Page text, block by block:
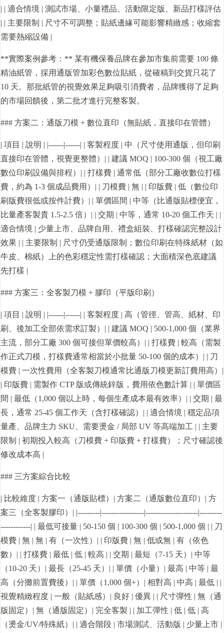
| | 適合情境 | 測試市場、小量禮品、活動限定版、新品打樣評估
| | 主要限制 | 尺寸不可調整；貼紙邊緣可能影響精緻感；收縮套
需要熱縮設備 |
**實際案例參考：** 某有機保養品牌在參加市集前需要 100 條
精油紙管，採用通版管加彩色數位貼紙，從確稿到交貨只花了
10 天。那批紙管的視覺效果足夠吸引消費者，品牌獲得了足夠
的市場回饋後，第二批才進行完整客製。
### 方案二：通版刀模 + 數位直印（無貼紙，直接印在管體）
| 項目 | 說明 | |------|------| | 客製程度 | 中（尺寸使用通版，但印刷
直接印在管體，視覺更整體）| | 建議 MOQ | 100-300 個（視工廠
數位印刷設備與排程）| | 打樣費 | 通常低（部分工廠收數位打樣
費，約為 1-3 個成品費用）| | 刀模費 | 無 | | 印版費 | 低（數位印
刷版費很低或按件計費）| | 單價區間 | 中等（比通版貼標便宜，
比量產客製貴 1.5-2.5 倍）| | 交期 | 中等，通常 10-20 個工作天 | |
適合情境 | 少量上市、品牌自用、禮盒組裝、打樣確認完整設計
效果 | | 主要限制 | 尺寸仍受通版限制；數位印刷在特殊紙材（如
牛皮、棉紙）上的色彩穩定性需打樣確認；大面積深色底建議
先打樣 |
### 方案三：全客製刀模 + 膠印（平版印刷）
| 項目 | 說明 | |------|------| | 客製程度 | 高（管徑、管高、紙材、印
刷、後加工全部依需求訂製）| | 建議 MOQ | 500-1,000 個（業界
主流，部分工廠 300 個可接但單價較高）| | 打樣費 | 較高（需製
作正式刀模，打樣費通常相當於小批量 50-100 個的成本）| | 刀
模費 | 一次性費用（全客製刀模通常比通版刀模更新訂費用高）|
| 印版費 | 需製作 CTP 版或傳統鋅版，費用依色數計算 | | 單價區
間 | 最低（1,000 個以上時，每個生產成本最有效率）| | 交期 | 最
長，通常 25-45 個工作天（含打樣確認）| | 適合情境 | 穩定品項
量產、品牌主力 SKU、需要燙金 / 局部 UV 等高端加工 | | 主要
限制 | 初期投入較高（刀模費 + 印版費 + 打樣費）；尺寸確認後
修改成本高 |
### 三方案綜合比較
| 比較維度 | 方案一（通版貼標）| 方案二（通版數位直印）| 方
案三（全客製膠印）| |---------|-----------------|---------------------|---------
------------| | 最低可接量 | 50-150 個 | 100-300 個 | 500-1,000 個 | | 刀
模費 | 無 | 無 | 有（一次性）| | 印版費 | 無 | 低或無 | 有（依色
數）| | 打樣費 | 最低 | 低 | 較高 | | 交期 | 最短（7-15 天）| 中等
（10-20 天）| 最長（25-45 天）| | 單價（小量）| 最高 | 中等 | 最
高（分攤前置費後）| | 單價（1,000 個+）| 相對高 | 中高 | 最低 | |
視覺精緻程度 | 一般（貼紙感）| 良好 | 優異 | | 尺寸彈性 | 無（通
版固定）| 無（通版固定）| 完全客製 | | 加工彈性 | 低 | 低 | 高
（燙金/UV/特殊紙）| | 適合階段 | 市場測試、活動版 | 少量上市 |